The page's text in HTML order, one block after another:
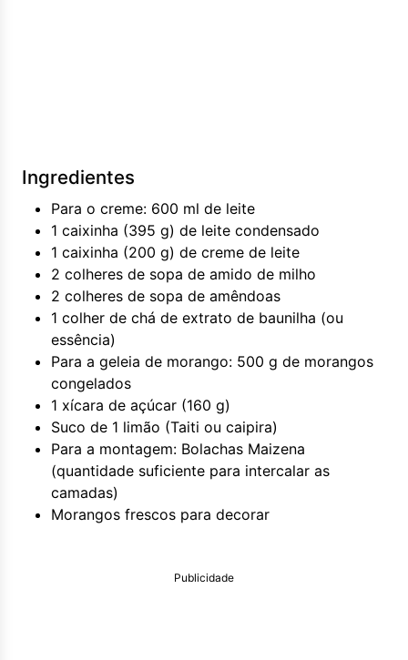
Ingredientes
Para o creme: 600 ml de leite
1 caixinha (395 g) de leite condensado
1 caixinha (200 g) de creme de leite
2 colheres de sopa de amido de milho
2 colheres de sopa de amêndoas
1 colher de chá de extrato de baunilha (ou
essência)
Para a geleia de morango: 500 g de morangos
congelados
1 xícara de açúcar (160 g)
Suco de 1 limão (Taiti ou caipira)
Para a montagem: Bolachas Maizena
(quantidade suficiente para intercalar as
camadas)
Morangos frescos para decorar
Publicidade